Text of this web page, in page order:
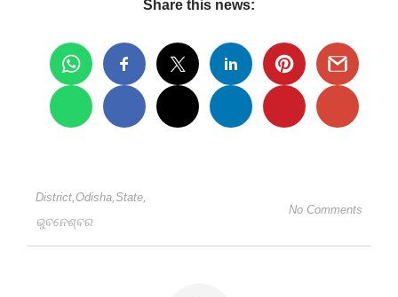
Share this news:
District Odisha State
ଭୁବନେଶ୍ବର
No Comments